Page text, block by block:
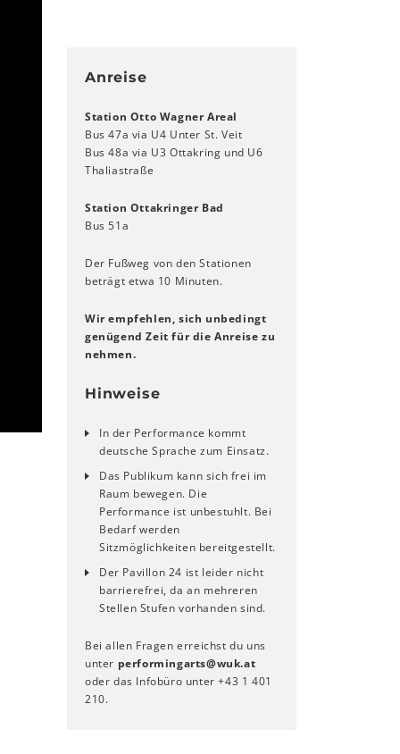
Anreise
Station Otto Wagner Areal
Bus 47a via U4 Unter St. Veit
Bus 48a via U3 Ottakring und U6
Thaliastraße
Station Ottakringer Bad
Bus 51a
Der Fußweg von den Stationen
beträgt etwa 10 Minuten.
Wir empfehlen, sich unbedingt
genügend Zeit für die Anreise zu
nehmen.
Hinweise
In der Performance kommt
deutsche Sprache zum Einsatz.
Das Publikum kann sich frei im
Raum bewegen. Die
Performance ist unbestuhlt. Bei
Bedarf werden
Sitzmöglichkeiten bereitgestellt.
Der Pavillon 24 ist leider nicht
barrierefrei, da an mehreren
Stellen Stufen vorhanden sind.
Bei allen Fragen erreichst du uns
unter performingarts@wuk.at
oder das Infobüro unter +43 1 401
210.